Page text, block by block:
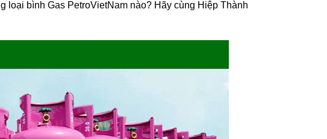
loại bình Gas PetroVietNam nào? Hãy cùng Hiệp Thành